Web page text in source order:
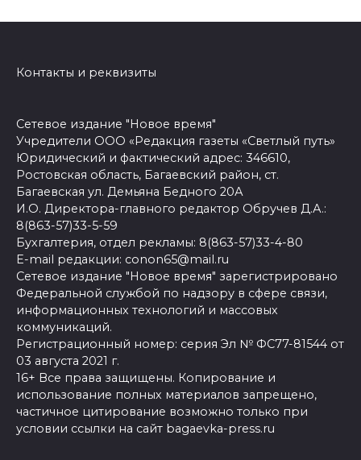
Контакты и реквизиты
Сетевое издание "Новое время"
Учредители ООО «Редакция газеты «Светлый путь»
Юридический и фактический адрес: 346610,
Ростовская область, Багаевский район, ст.
Багаевская ул. Демьяна Бедного 20А
И.О. Директора-главного редактор Обручев Д.А.:
8(863-57)33-5-59
Бухгалтерия, отдел рекламы: 8(863-57)33-4-80
E-mail редакции: conon65@mail.ru
Сетевое издание "Новое время" зарегистрировано
Федеральной службой по надзору в сфере связи,
информационных технологий и массовых
коммуникаций.
Регистрационный номер: серия Эл № ФС77-81544 от
03 августа 2021 г.
16+ Все права защищены. Копирование и
использование полных материалов запрещено,
частичное цитирование возможно только при
условии ссылки на сайт bagaevka-press.ru